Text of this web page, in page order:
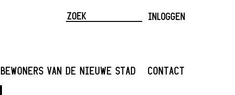
INLOGGEN
BEWONERS VAN DE NIEUWE STAD CONTACT